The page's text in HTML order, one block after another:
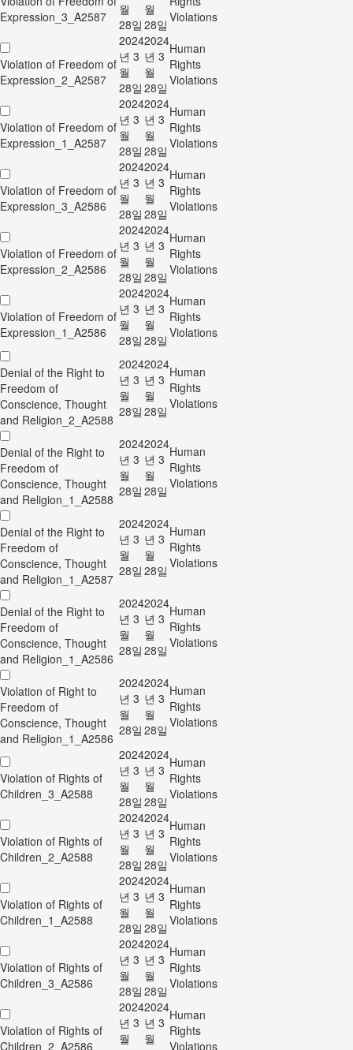
Expression_3_A2587
월
28일
월
28일 Violations
Violation of Freedom of
Expression_2_A2587
2024
년 3
월
28일
2024
년 3
월
28일
Human
Rights
Violations
Violation of Freedom of
Expression_1_A2587
2024
년 3
월
28일
2024
년 3
월
28일
Human
Rights
Violations
Violation of Freedom of
Expression_3_A2586
2024
년 3
월
28일
2024
년 3
월
28일
Human
Rights
Violations
Violation of Freedom of
Expression_2_A2586
2024
년 3
월
28일
2024
년 3
월
28일
Human
Rights
Violations
Violation of Freedom of
Expression_1_A2586
2024
년 3
월
28일
2024
년 3
월
28일
Human
Rights
Violations
Denial of the Right to
Freedom of
Conscience, Thought
and Religion_2_A2588
2024
년 3
월
28일
2024
년 3
월
28일
Human
Rights
Violations
Denial of the Right to
Freedom of
Conscience, Thought
and Religion_1_A2588
2024
년 3
월
28일
2024
년 3
월
28일
Human
Rights
Violations
Denial of the Right to
Freedom of
Conscience, Thought
and Religion_1_A2587
2024
년 3
월
28일
2024
년 3
월
28일
Human
Rights
Violations
Denial of the Right to
Freedom of
Conscience, Thought
and Religion_1_A2586
2024
년 3
월
28일
2024
년 3
월
28일
Human
Rights
Violations
Violation of Right to
Freedom of
Conscience, Thought
and Religion_1_A2586
2024
년 3
월
28일
2024
년 3
월
28일
Human
Rights
Violations
Violation of Rights of
Children_3_A2588
2024
년 3
월
28일
2024
년 3
월
28일
Human
Rights
Violations
Violation of Rights of
Children_2_A2588
2024
년 3
월
28일
2024
년 3
월
28일
Human
Rights
Violations
Violation of Rights of
Children_1_A2588
2024
년 3
월
28일
2024
년 3
월
28일
Human
Rights
Violations
Violation of Rights of
Children_3_A2586
2024
년 3
월
28일
2024
년 3
월
28일
Human
Rights
Violations
Violation of Rights of
Children_2_A2586
2024
년 3
월
2024
년 3
월
Human
Rights
Violations